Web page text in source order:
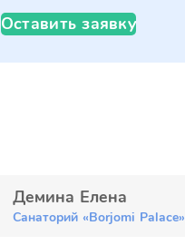
Оставить заявку
Демина Елена
Санаторий «Borjomi Palace»